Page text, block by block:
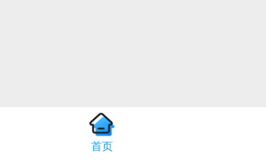
首页